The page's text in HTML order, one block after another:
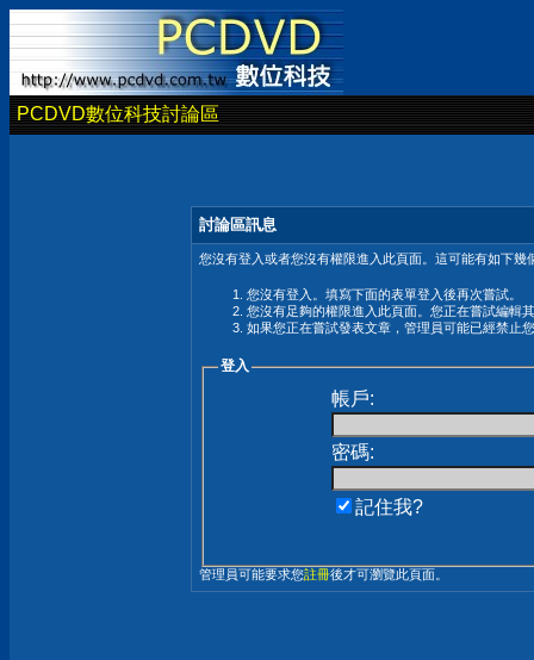
PCDVD數位科技討論區
討論區訊息
您沒有登入或者您沒有權限進入此頁面。這可能有如下幾
您沒有登入。填寫下面的表單登入後再次嘗試。
您沒有足夠的權限進入此頁面。您正在嘗試編輯
如果您正在嘗試發表文章，管理員可能已經禁止
登入
帳戶:
密碼:
記住我?
管理員可能要求您註冊後才可瀏覽此頁面。